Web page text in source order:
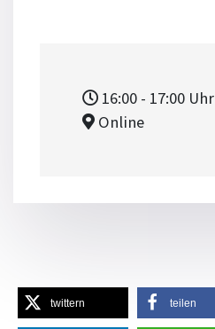
16:00 - 17:00 Uhr
Online
twittern teilen